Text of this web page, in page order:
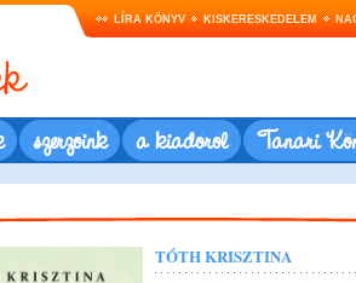
LÍRA KÖNYV KISKERESKEDELEM
szerzőink a kiadóról Tanári
TÓTH KRISZTINA